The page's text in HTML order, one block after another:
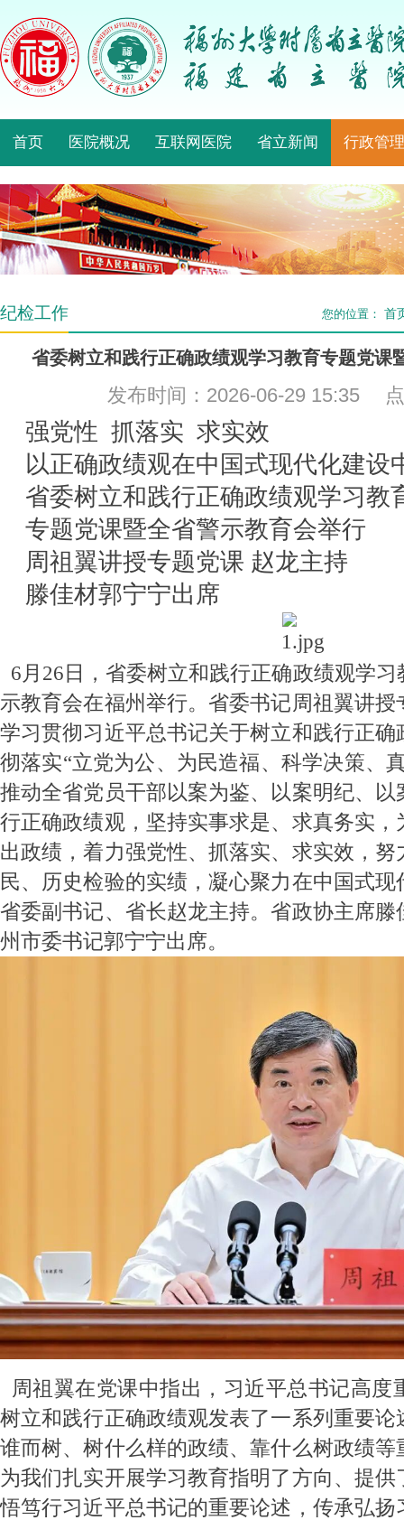
首页 医院概况 互联网医院 省立新闻 行政管理
纪检工作 您的位置： 首
省委树立和践行正确政绩观学习教育专题党课
发布时间：2026-06-29 15:35
强党性 抓落实 求实效
以正确政绩观在中国式现代化建设
省委树立和践行正确政绩观学习教
专题党课暨全省警示教育会举行
周祖翼讲授专题党课 赵龙主持
滕佳材郭宁宁出席
6月26日，省委树立和践行正确政绩观学
示教育会在福州举行。省委书记周祖翼讲
学习贯彻习近平总书记关于树立和践行正
彻落实“立党为公、为民造福、科学决策、
推动全省党员干部以案为鉴、以案明纪、
行正确政绩观，坚持实事求是、求真务实
出政绩，着力强党性、抓落实、求实效，
民、历史检验的实绩，凝心聚力在中国式
省委副书记、省长赵龙主持。省政协主席
州市委书记郭宁宁出席。
周祖翼在党课中指出，习近平总书记高度
树立和践行正确政绩观发表了一系列重要
谁而树、树什么样的政绩、靠什么树政绩
为我们扎实开展学习教育指明了方向、提
悟笃行习近平总书记的重要论述，传承弘